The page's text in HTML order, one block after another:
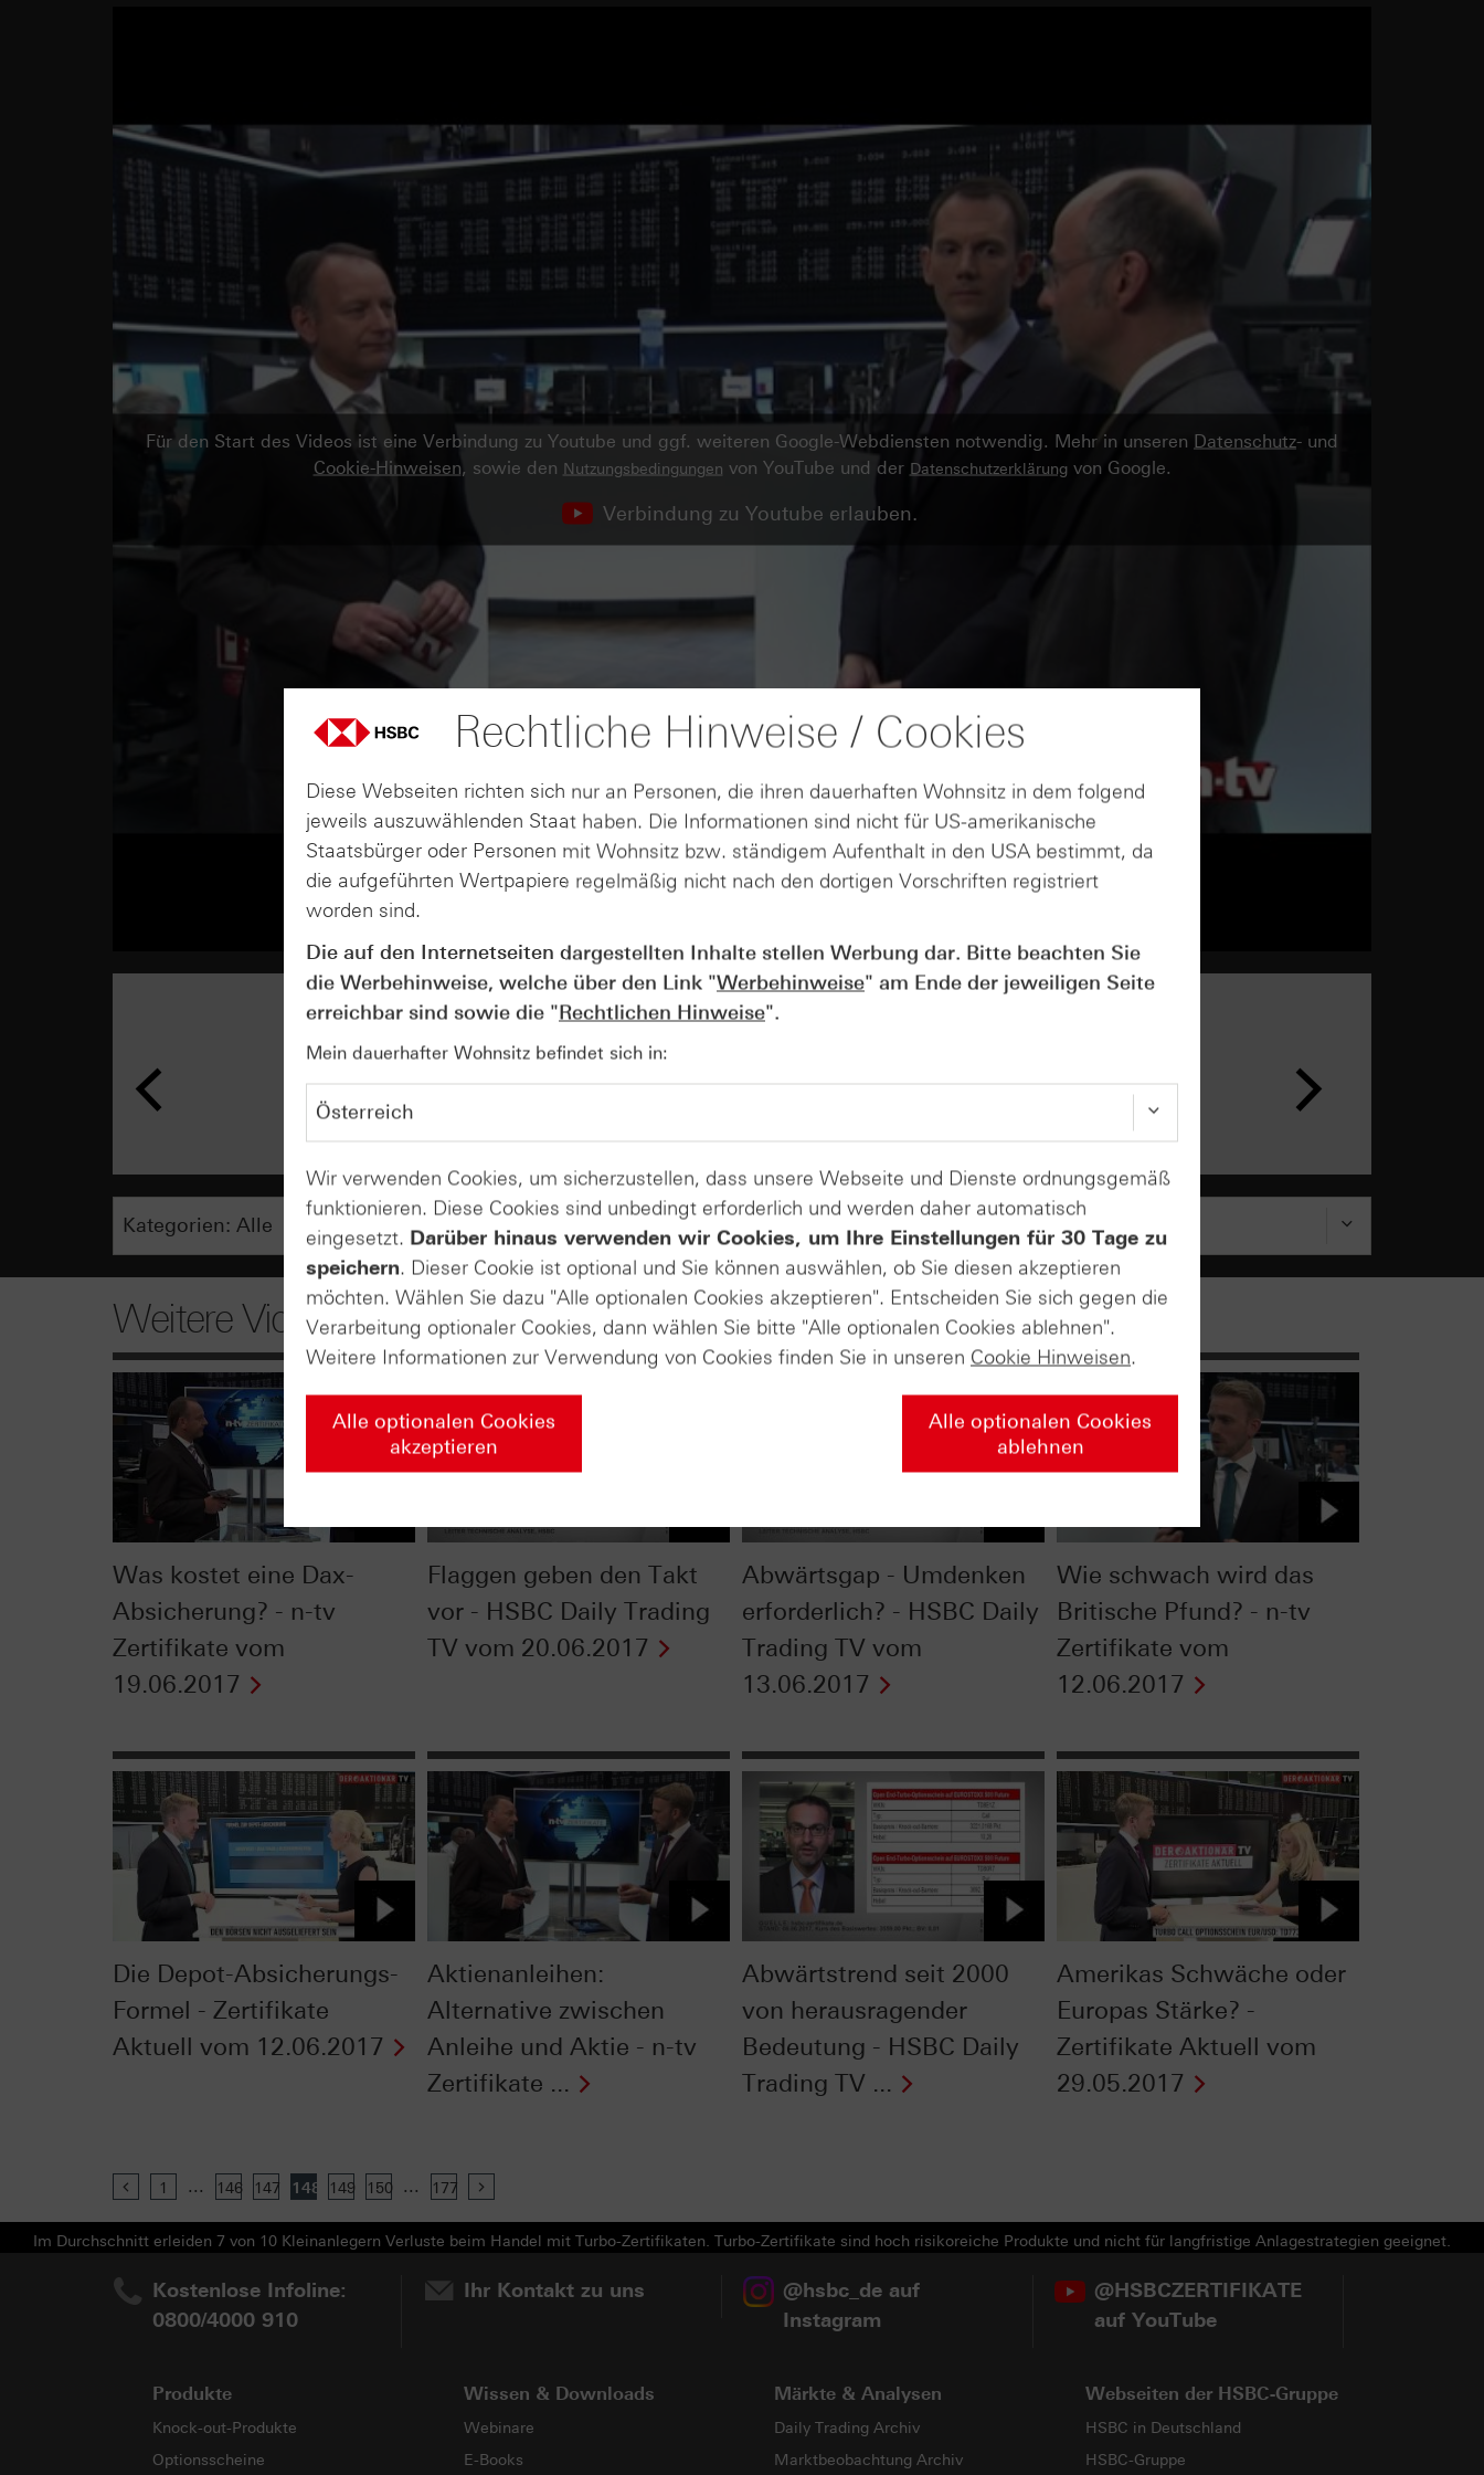
Für den Start des Videos ist eine Verbindung zu Youtube und ggf. weiteren Google-Webdiensten notwendig. Mehr in unseren Datenschutz- und
Cookie-Hinweisen, sowie den Nutzungsbedingungen von YouTube und der Datenschutzerklärungvon Google.
Verbindung zu Youtube erlauben.
AUGUST
Wie lange bleibt der DAX® in
Weitere Videos
Was kostet eine Dax-
Absicherung? - n-tv
Zertifikate vom
19.06.2017
Flaggen geben den Takt
vor - HSBC Daily Trading
TV vom 20.06.2017
Abwärtsgap - Umdenken
erforderlich? - HSBC Daily
Trading TV vom
13.06.2017
Wie schwach wird das
Britische Pfund? - n-tv
Zertifikate vom
12.06.2017
Die Depot-Absicherungs-
Formel - Zertifikate
Aktuell vom 12.06.2017
Aktienanleihen:
Alternative zwischen
Anleihe und Aktie - n-tv
Zertifikate ...
Abwärtstrend seit 2000
von herausragender
Bedeutung - HSBC Daily
Trading TV ...
Amerikas Schwäche oder
Europas Stärke? -
Zertifikate Aktuell vom
29.05.2017
Previous
1 ... 146 147 148 149 150 ... 177
Im Durchschnitt erleiden 7 von 10 Kleinanlegern Verluste beim Handel mit Turbo-Zertifikaten. Turbo-Zertifikate sind hoch risikoreiche Produkte und nicht für langfristige Anlagestrategien geeignet.
Kostenlose Infoline:
0800/4000 910
Ihr Kontakt zu uns
@hsbc_de auf
Instagram
@HSBCZERTIFIKATE
auf YouTube
Produkte
Knock-out-Produkte
Optionsscheine
Wissen & Downloads
Webinare
E-Books
Märkte & Analysen
Daily Trading Archiv
Marktbeobachtung Archiv
Webseiten der HSBC-Gruppe
HSBC in Deutschland
HSBC-Gruppe
Rechtliche Hinweise / Cookies
Diese Webseiten richten sich nur an Personen, die ihren dauerhaften Wohnsitz in dem folgend
jeweils auszuwählenden Staat haben. Die Informationen sind nicht für US-amerikanische
Staatsbürger oder Personen mit Wohnsitz bzw. ständigem Aufenthalt in den USA bestimmt, da
die aufgeführten Wertpapiere regelmäßig nicht nach den dortigen Vorschriften registriert
worden sind.
Die auf den Internetseiten dargestellten Inhalte stellen Werbung dar. Bitte beachten Sie
die Werbehinweise, welche über den Link "Werbehinweise" am Ende der jeweiligen Seite
erreichbar sind sowie die "Rechtlichen Hinweise".
Mein dauerhafter Wohnsitz befindet sich in:
Wir verwenden Cookies, um sicherzustellen, dass unsere Webseite und Dienste ordnungsgemäß
funktionieren. Diese Cookies sind unbedingt erforderlich und werden daher automatisch
eingesetzt. Darüber hinaus verwenden wir Cookies, um Ihre Einstellungen für 30 Tage zu
speichern. Dieser Cookie ist optional und Sie können auswählen, ob Sie diesen akzeptieren
möchten. Wählen Sie dazu "Alle optionalen Cookies akzeptieren". Entscheiden Sie sich gegen die
Verarbeitung optionaler Cookies, dann wählen Sie bitte "Alle optionalen Cookies ablehnen".
Weitere Informationen zur Verwendung von Cookies finden Sie in unseren Cookie Hinweisen.
Alle optionalen Cookies
akzeptieren
Alle optionalen Cookies
ablehnen